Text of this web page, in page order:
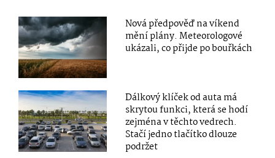
Nová předpověď na víkend
mění plány. Meteorologové
ukázali, co přijde po bouřkách
Dálkový klíček od auta má
skrytou funkci, která se hodí
zejména v těchto vedrech.
Stačí jedno tlačítko dlouze
podržet